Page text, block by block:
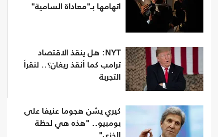
اتهامها بـ"معاداة السامية"
NYT: هل ينقذ الاقتصاد
ترامب كما أنقذ ريغان؟.. لنقرأ
التجربة
كيري يشن هجوما عنيفا على
بومبيو.. "هذه هي لحظة